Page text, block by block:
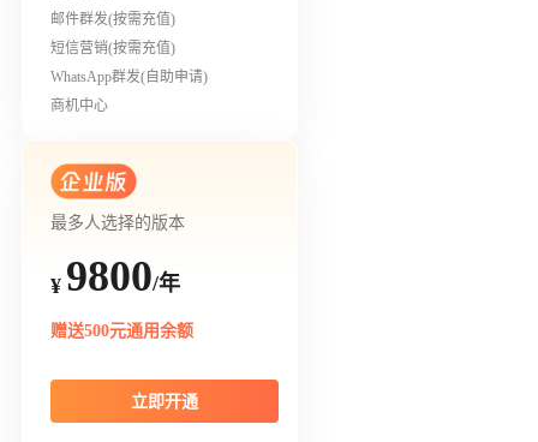
邮件群发(按需充值)
短信营销(按需充值)
WhatsApp群发(自助申请)
商机中心
最多人选择的版本
¥ 9800/年
赠送500元通用余额
立即开通